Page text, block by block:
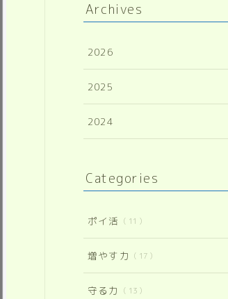
Archives
2026
2025
2024
Categories
ポイ活 11
増やす力 17
守る力 13